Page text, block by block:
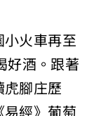
火車再至
酒。跟著
腳庄歷